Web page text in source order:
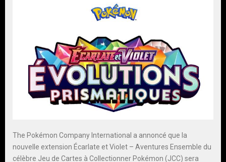
The Pokémon Company International a annoncé que la
nouvelle extension Écarlate et Violet – Aventures Ensemble du
célèbre Jeu de Cartes à Collectionner Pokémon (JCC) sera